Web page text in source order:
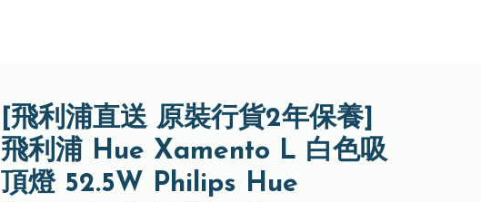
[飛利浦直送 原裝行貨2年保養]
飛利浦 Hue Xamento L 白色吸
頂燈 52.5W Philips Hue